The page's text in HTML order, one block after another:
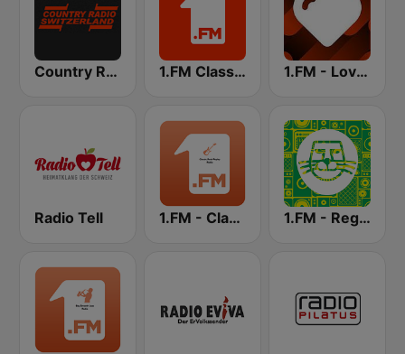
Country Radio Switzerland 1.FM Classic Rock 1.FM - Love Classics
Radio Tell 1.FM - Classic Rock Replay 1.FM - Reggae